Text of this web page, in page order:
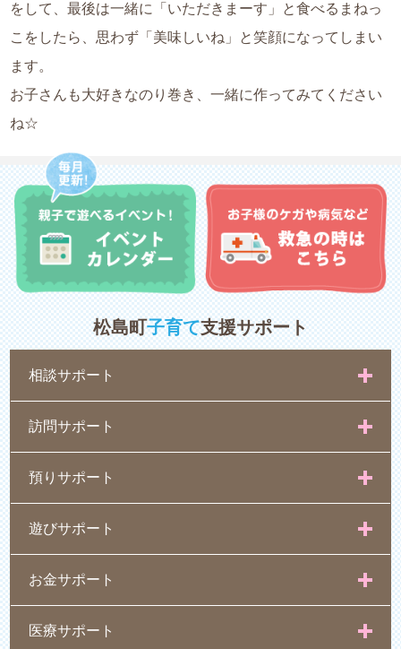
をして、最後は一緒に「いただきまーす」と食べるまねっ
こをしたら、思わず「美味しいね」と笑顔になってしまい
ます。
お子さんも大好きなのり巻き、一緒に作ってみてください
ね☆
松島町子育て支援サポート
相談サポート
訪問サポート
預りサポート
遊びサポート
お金サポート
医療サポート